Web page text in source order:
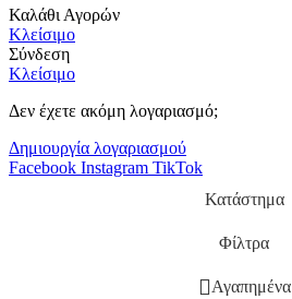
Καλάθι Αγορών
Κλείσιμο
Σύνδεση
Κλείσιμο
Δεν έχετε ακόμη λογαριασμό;
Δημιουργία λογαριασμού
Facebook Instagram TikTok
Κατάστημα
Φίλτρα
Αγαπημένα